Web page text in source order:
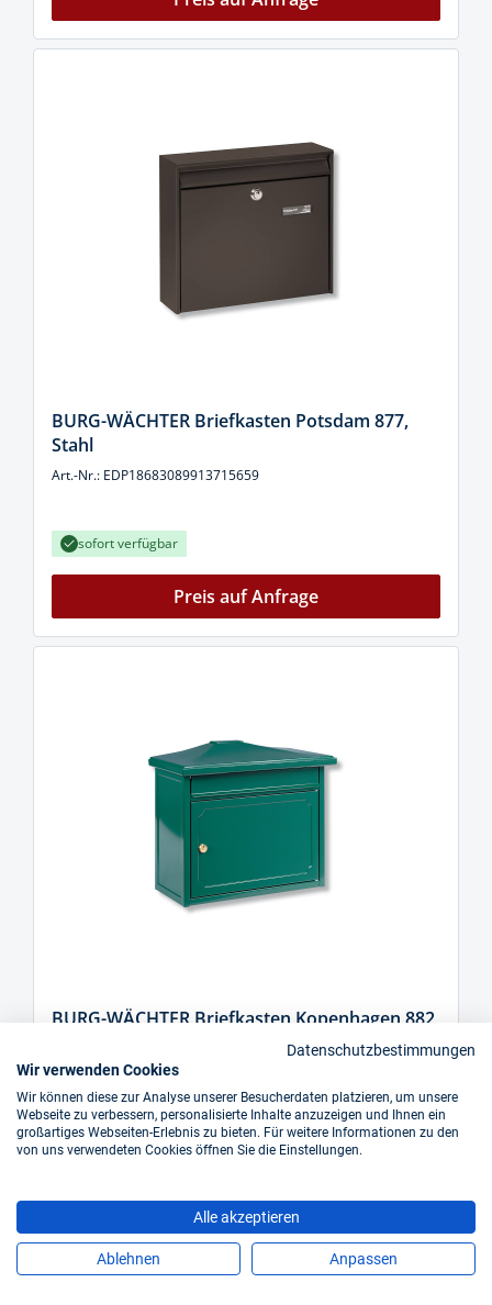
BURG-WÄCHTER Briefkasten Potsdam 877,
Stahl
Art.-Nr.: EDP18683089913715659
sofort verfügbar
Preis auf Anfrage
BURG-WÄCHTER Briefkasten Kopenhagen 882,
Art.-Nr.: EDP18683089913715670
sofort verfügbar
Datenschutzbestimmungen
Wir verwenden Cookies
Wir können diese zur Analyse unserer Besucherdaten platzieren, um unsere
Webseite zu verbessern, personalisierte Inhalte anzuzeigen und Ihnen ein
großartiges Webseiten-Erlebnis zu bieten. Für weitere Informationen zu den
von uns verwendeten Cookies öffnen Sie die Einstellungen.
Alle akzeptieren
Ablehnen Anpassen